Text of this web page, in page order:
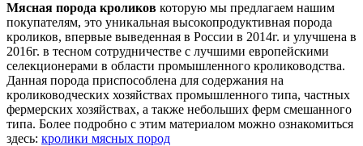
Мясная порода кроликов которую мы предлагаем нашим
покупателям, это уникальная высокопродуктивная порода
кроликов, впервые выведенная в России в 2014г. и улучшена в
2016г. в тесном сотрудничестве с лучшими европейскими
селекционерами в области промышленного кролиководства.
Данная порода приспособлена для содержания на
кролиководческих хозяйствах промышленного типа, частных
фермерских хозяйствах, а также небольших ферм смешанного
типа. Более подробно с этим материалом можно ознакомиться
здесь: кролики мясных пород